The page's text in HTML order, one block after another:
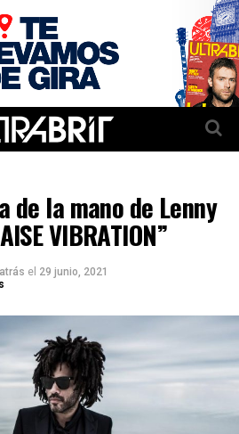
de la mano de Lenny
VIBRATION”
el 29 junio, 2021